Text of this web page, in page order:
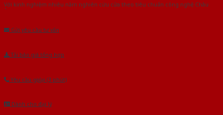
Với kinh nghiệm nhiêu năm nghiên cứu cửa theo tiêu chuẩn công nghệ Châu
Gửi yêu cầu tư vấn
Tải báo giá tổng hợp
Yêu cầu gọi lại (3 phút)
Dành cho đại lý